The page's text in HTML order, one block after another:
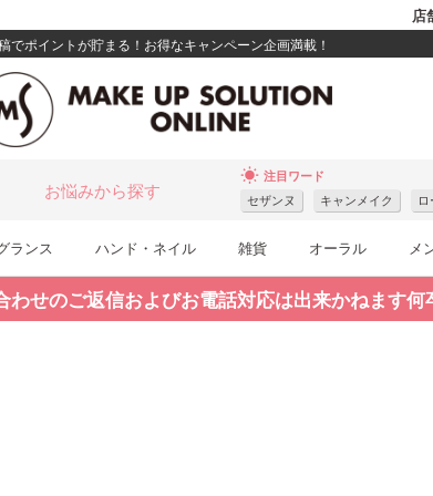
店
ポイントが貯まる！お得なキャンペーン企画満載！
お悩みから探す
wb_sunny 注目ワード
セザンヌ キャンメイク
ランス ハンド・ネイル 雑貨 オーラル メ
せのご返信およびお電話対応は出来かねます何